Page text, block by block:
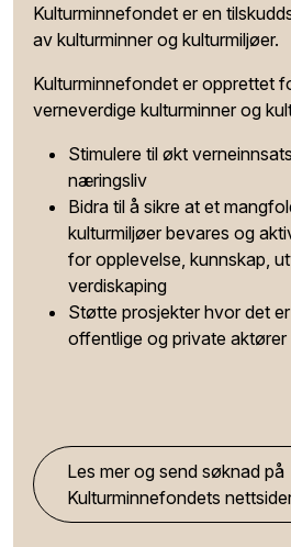
Kulturminnefondet er en
av kulturminner og kulturmiljøer.
Kulturminnefondet er opprettet
verneverdige kulturminner og
Stimulere til økt
næringsliv
Bidra til å sikre at et
kulturmiljøer bevares og
for opplevelse, kunnskap,
verdiskaping
Støtte prosjekter hvor det
offentlige og private aktører
Les mer og send søknad på
Kulturminnefondets